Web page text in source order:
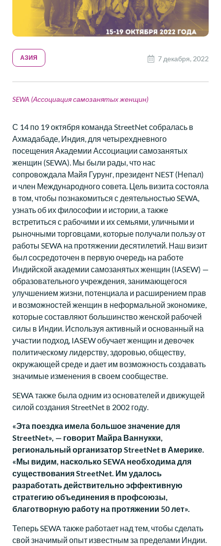
АЗИЯ 7 декабря, 2022
SEWA (Ассоциация самозанятых женщин)
С 14 по 19 октября команда StreetNet собралась в
Ахмадабаде, Индия, для четырехдневного
посещения Академии Ассоциации самозанятых
женщин (SEWA). Мы были рады, что нас
сопровождала Майя Гурунг, президент NEST (Непал)
и член Международного совета. Цель визита состояла
в том, чтобы познакомиться с деятельностью SEWA,
узнать об их философии и истории, а также
встретиться с рабочими и их семьями, уличными и
рыночными торговцами, которые получали пользу от
работы SEWA на протяжении десятилетий. Наш визит
был сосредоточен в первую очередь на работе
Индийской академии самозанятых женщин (IASEW) —
образовательного учреждения, занимающегося
улучшением жизни, потенциала и расширением прав
и возможностей женщин в неформальной экономике,
которые составляют большинство женской рабочей
силы в Индии. Используя активный и основанный на
участии подход, IASEW обучает женщин и девочек
политическому лидерству, здоровью, обществу,
окружающей среде и дает им возможность создавать
значимые изменения в своем сообществе.
SEWA также была одним из основателей и движущей
силой создания StreetNet в 2002 году.
«Эта поездка имела большое значение для
StreetNet», — говорит Майра Ваннукки,
региональный организатор StreetNet в Америке.
«Мы видим, насколько SEWA необходима для
существования StreetNet. Им удалось
разработать действительно эффективную
стратегию объединения в профсоюзы,
благотворную работу на протяжении 50 лет».
Теперь SEWA также работает над тем, чтобы сделать
свой значимый опыт известным за пределами Индии.